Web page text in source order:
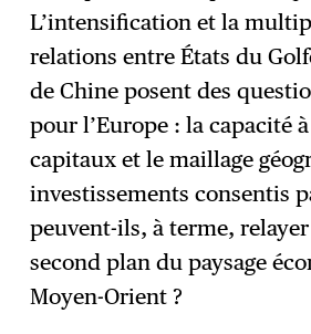
L’intensification et la
relations entre États du
de Chine posent des
pour l’Europe : la capacité
capitaux et le maillage
investissements consentis
peuvent-ils, à terme,
second plan du paysage
Moyen-Orient ?